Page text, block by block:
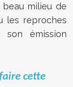
milieu de
les reproches
émission
cette